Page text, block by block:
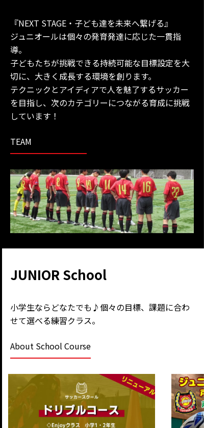
『NEXT STAGE・子ども達を未来へ繋げる』
ジュニオールは個々の発育発達に応じた一貫指
導。
子どもたちが挑戦できる持続可能な目標設定を大
切に、大きく成長する環境を創ります。
テクニックとアイディアで人を魅了するサッカー
を目指し、次のカテゴリーにつながる育成に挑戦
しています！
TEAM
JUNIOR School
小学生ならどなたでも♪個々の目標、課題に合わ
せて選べる練習クラス。
About School Course